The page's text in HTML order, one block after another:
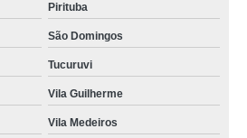
Pirituba
São Domingos
Tucuruvi
Vila Guilherme
Vila Medeiros